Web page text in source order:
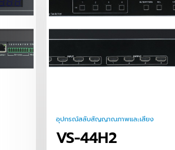
อุปกรณ์สลับสัญญาณภาพและเสียง
VS-44H2